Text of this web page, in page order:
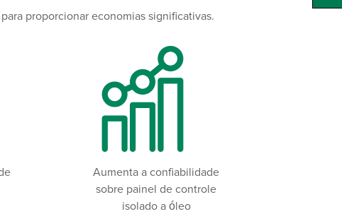
proporcionar economias significativas.
Aumenta a confiabilidade
sobre painel de controle
isolado a óleo